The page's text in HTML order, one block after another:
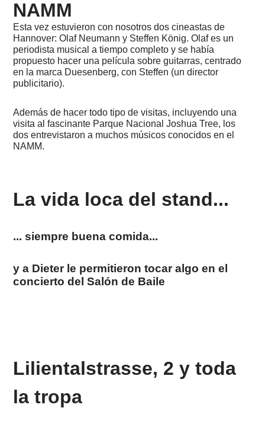
Prólogo
de
Heinz
Rebellius
Diseño
y
desarrollo
en
vistazo
2026
-
07
Dieter
¿Qué
pasar?
2025
Un
pronóstico
oscuro
...
NAMM
Esta vez estuvieron con nosotros dos cineastas de
Hannover: Olaf Neumann y Steffen König. Olaf es un
periodista musical a tiempo completo y se había
propuesto hacer una película sobre guitarras, centrado
en la marca Duesenberg, con Steffen (un director
publicitario).
Además de hacer todo tipo de visitas, incluyendo una
visita al fascinante Parque Nacional Joshua Tree, los
dos entrevistaron a muchos músicos conocidos en el
NAMM.
La vida loca del stand...
... siempre buena comida...
y a Dieter le permitieron tocar algo en el
concierto del Salón de Baile
Lilientalstrasse, 2 y toda
la tropa